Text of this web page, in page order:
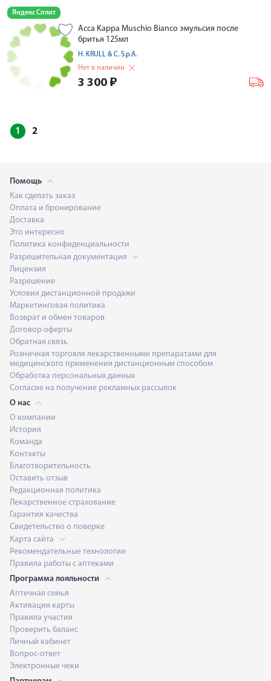
Яндекс Сплит
Acca Kappa Muschio Bianco эмульсия после
бритья 125мл
H. KRULL & C. S.p.A.
Нет в наличии
3 300 ₽
1 2
Помощь
Как сделать заказ
Оплата и бронирование
Доставка
Это интересно
Политика конфиденциальности
Разрешительная документация
Лицензия
Разрешение
Условия дистанционной продажи
Маркетинговая политика
Возврат и обмен товаров
Договор оферты
Обратная связь
Розничная торговля лекарственными препаратами для
медицинского применения дистанционным способом
Обработка персональных данных
Согласие на получение рекламных рассылок
О нас
О компании
История
Команда
Контакты
Благотворительность
Оставить отзыв
Редакционная политика
Лекарственное страхование
Гарантия качества
Свидетельство о поверке
Карта сайта
Рекомендательные технологии
Правила работы с аптеками
Программа лояльности
Аптечная семья
Активация карты
Правила участия
Проверить баланс
Личный кабинет
Вопрос-ответ
Электронные чеки